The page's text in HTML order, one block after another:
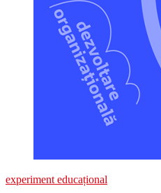
experiment educațional